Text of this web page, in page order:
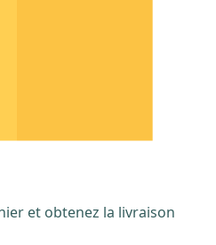
et obtenez la livraison